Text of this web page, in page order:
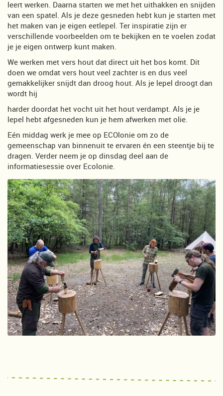
leert werken. Daarna starten we met het uithakken en snijden
van een spatel. Als je deze gesneden hebt kun je starten met
het maken van je eigen eetlepel. Ter inspiratie zijn er
verschillende voorbeelden om te bekijken en te voelen zodat
je je eigen ontwerp kunt maken.
We werken met vers hout dat direct uit het bos komt. Dit
doen we omdat vers hout veel zachter is en dus veel
gemakkelijker snijdt dan droog hout. Als je lepel droogt dan
wordt hij
harder doordat het vocht uit het hout verdampt. Als je je
lepel hebt afgesneden kun je hem afwerken met olie.
Eén middag werk je mee op ECOlonie om zo de
gemeenschap van binnenuit te ervaren én een steentje bij te
dragen. Verder neem je op dinsdag deel aan de
informatiesessie over Ecolonie.